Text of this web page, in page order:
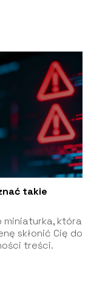
takie
miniaturka, która
skłonić Cię do
treści.